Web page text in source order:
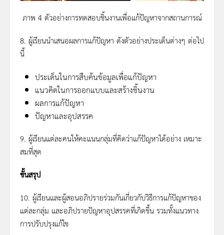
ภาพ 4 ตัวอย่างการทดสอบชิ้นงานเพื่อแก้ปัญหาจากสถานการณ์
8. ผู้เรียนนำเสนอผลการแก้ปัญหา ดังตัวอย่างประเด็นต่างๆ ต่อไป
นี้
ประเด็นในการสืบค้นข้อมูลเพื่อแก้ปัญหา
แนวคิดในการออกแบบและสร้างชิ้นงาน
ผลการแก้ปัญหา
ปัญหาและอุปสรรค
9. ผู้เรียนแต่ละคนให้คะแนนกลุ่มที่คิดว่าแก้ปัญหาได้อย่าง เหมาะ
สมที่สุด
ขั้นสรุป
10. ผู้เรียนและผู้สอนอภิปรายร่วมกันเกี่ยวกับวิธีการแก้ปัญหาของ
แต่ละกลุ่ม และอภิปรายปัญหาอุปสรรคที่เกิดขึ้น รวมทั้งแนวทาง
การปรับปรุงแก้ไข